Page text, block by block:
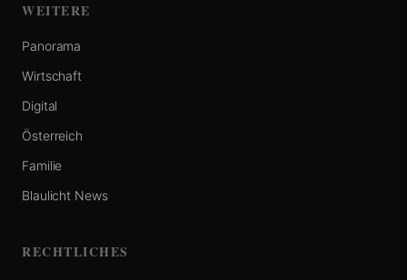
WEITERE
Panorama
Wirtschaft
Digital
Österreich
Familie
Blaulicht News
RECHTLICHES